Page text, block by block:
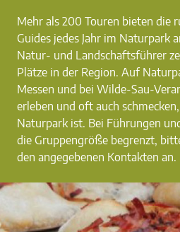
Mehr als 200 Touren bieten die
Guides jedes Jahr im Naturpark
Natur- und Landschaftsführer
Plätze in der Region. Auf
Messen und bei Wilde-Sau-
erleben und oft auch
Naturpark ist. Bei Führungen
die Gruppengröße begrenzt,
den angegebenen Kontakten an.